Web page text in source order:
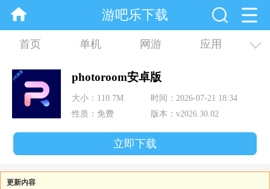
游吧乐下载
首页 单机 网游 应用
资讯 合集
photoroom安卓版
大小：110.7M
时间：2026-07-21 18:34
性质：免费
版本：v2026.30.02
立即下载
更新内容